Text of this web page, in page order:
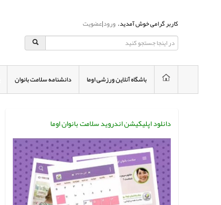
کاربر گرامی خوش آمدید.ورود|عضویت
باشگاه آنلاین ورزشی اوما دانشنامه سلامت بانوان
دانلود اپلیکیشن اندروید سلامت بانوان اوما